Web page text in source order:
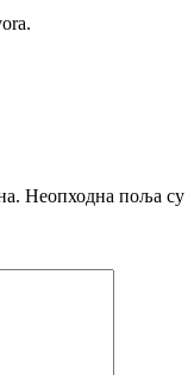
Неопходна поља су